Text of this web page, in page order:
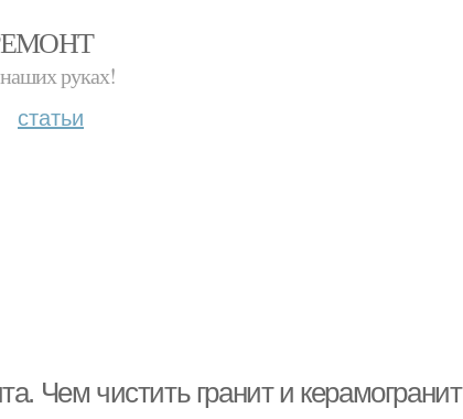
руках!
статьи
Чем чистить гранит и керамогранит